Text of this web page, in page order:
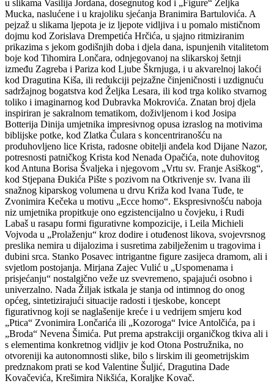
u slikama Vasilija Jordana, dosegnutog kod i „Figure“ Željka
Mucka, naslućene i u krajoliku sjećanja Branimira Bartulovića. A
pejzaž u slikama ljepota je iz ljepote vidljiva i u pomalo mističnom
dojmu kod Zorislava Drempetića Hrčića, u sjajno ritmiziranim
prikazima s jekom godišnjih doba i djela dana, ispunjenih vitalitetom
boje kod Tihomira Lončara, odnjegovanoj na slikarskoj šetnji
između Zagreba i Pariza kod Ljube Škrnjuga, i u akvarelnoj lakoći
kod Dragutina Kiša, ili redukciji pejzažne činjeničnosti i uzdignuću
sadržajnog bogatstva kod Željka Lesara, ili kod trga koliko stvarnog
toliko i imaginarnog kod Dubravka Mokrovića. Znatan broj djela
inspiriran je sakralnom tematikom, doživljenom i kod Josipa
Botterija Dinija umjetnika impresivnog opusa izraslog na motivima
biblijske potke, kod Zlatka Čulara s koncentriranošću na
produhovljeno lice Krista, radosne obitelji anđela kod Dijane Nazor,
potresnosti patničkog Krista kod Nenada Opačića, note duhovitog
kod Antuna Borisa Švaljeka i njegovom „Vrtu sv. Franje Asiškog“,
kod Stjepana Đukića Pište s pozivom na Otkrivenje sv. Ivana ili
snažnog kiparskog volumena u drvu Križa kod Ivana Tuđe, te
Zvonimira Kečeka u motivu „Ecce homo“. Ekspresivnošću naboja
niz umjetnika propitkuje ono egzistencijalno u čovjeku, i Rudi
Labaš u rasapu formi figurativne kompozicije, i Leila Michieli
Vojvoda u „Prolaženju“ kroz dodire i otuđenost likova, svojevrsnog
preslika nemira u dijalozima i susretima zabilježenim u tragovima i
dubini srca. Stanko Posavec intrigantne figure zasijeca dramom, ali i
svjetlom postojanja. Mirjana Zajec Vulić u „Uspomenama i
prisjećanju“ nostalgično veže uz svevremeno, spajajući osobno i
univerzalno. Nada Žiljak istkala je stanja od intimnog do onog
općeg, sintetizirajući situacije radosti i tjeskobe, koncept
figurativnog koji se naglašenije kreće i u vedrijem smjeru kod
„Ptica“ Zvonimira Lončarića ili „Kozoroga“ Ivice Antolčića, pa i
„Broda“ Nevena Šimića. Put prema apstrakciji organičkog tkiva ali i
s elementima konkretnog vidljiv je kod Otona Postružnika, no
otvoreniji ka autonomnosti slike, bilo s lirskim ili geometrijskim
predznakom prati se kod Valentine Šuljić, Dragutina Dade
Kovačevića, Krešimira Nikšića, Koraljke Kovač.